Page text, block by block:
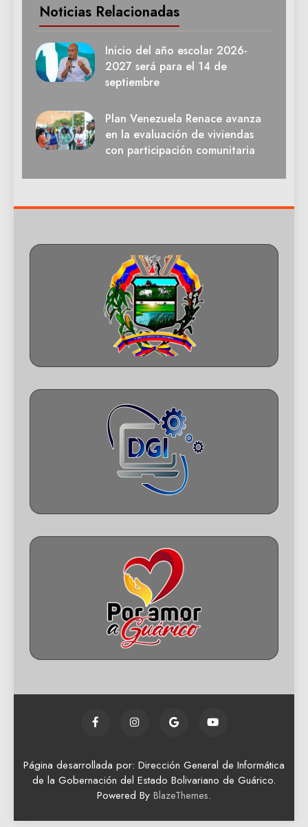
Noticias Relacionadas
Inicio del año escolar 2026-
2027 será para el 14 de
septiembre
Plan Venezuela Renace avanza
en la evaluación de viviendas
con participación comunitaria
Página desarrollada por: Dirección General de Informática
de la Gobernación del Estado Bolivariano de Guárico.
Powered By BlazeThemes.